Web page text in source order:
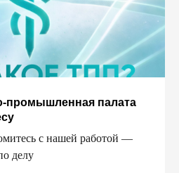
промышленная палата
с нашей работой —
делу